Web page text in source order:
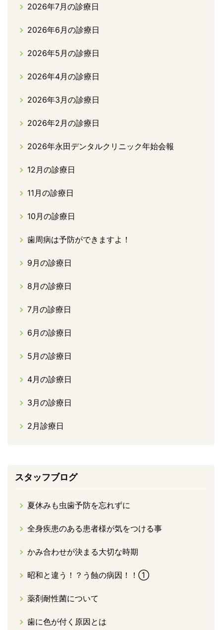
2026年7月の診療日
2026年6月の診療日
2026年5月の診療日
2026年4月の診療日
2026年3月の診療日
2026年2月の診療日
2026年永田デンタルクリニック年始会報
12月の診療日
11月の診療日
10月の診療日
歯周病は予防ができますよ！
9月の診療日
8月の診療日
7月の診療日
6月の診療日
5月の診療日
4月の診療日
3月の診療日
2月診療日
スタッフブログ
夏休みも虫歯予防を忘れずに
全身疾患のある患者様が気をつける事
かみ合わせが決まる大切な時期
昭和と違う！？う蝕の病因！！①
薬剤耐性菌について
歯に色が付く原因とは